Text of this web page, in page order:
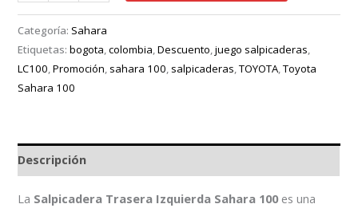
Categoría: Sahara
Etiquetas:bogota ,colombia ,Descuento ,juego salpicaderas
LC100 ,Promoción sahara 100 salpicaderas ,TOYOTA ,Toyota
Sahara 100
Descripción
La Salpicadera Trasera Izquierda Sahara 100es una